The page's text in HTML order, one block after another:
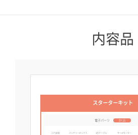
内容品
スターターキット
電子パーツ 計 16
コア(本体) バッテリーボックス 3芯ケーブル サーボモーター